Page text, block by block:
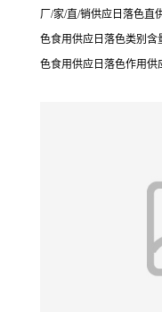
厂/家/直/销供应日落色直
色食用供应日落色类别含
色食用供应日落色作用